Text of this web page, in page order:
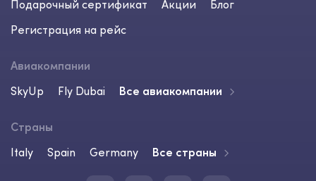
Подарочный сертификат
Акции
Блог
Регистрация на рейс
Авиакомпании
SkyUp
Fly Dubai Все авиакомпании
Страны
Italy
Spain Germany Все страны